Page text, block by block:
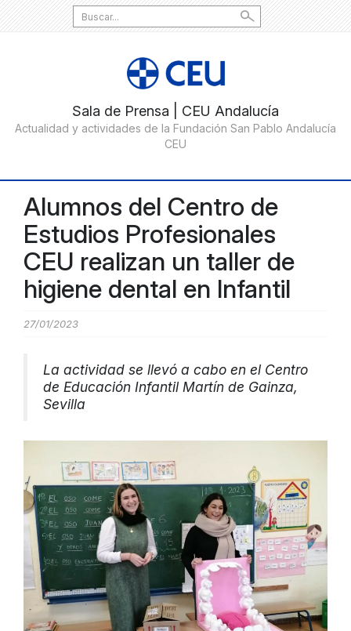
Search
for:
Alumnos del Centro de
Estudios Profesionales
CEU realizan un taller de
higiene dental en Infantil
27/01/2023
La actividad se llevó a cabo en el Centro
de Educación Infantil Martín de Gainza,
Sevilla